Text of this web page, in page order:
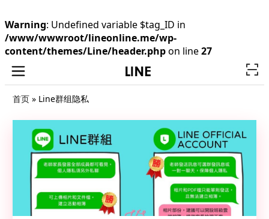
Warning: Undefined variable $tag_ID in
/www/wwwroot/lineonline.me/wp-
content/themes/Line/header.phpon line27
首页» Line群组隐私